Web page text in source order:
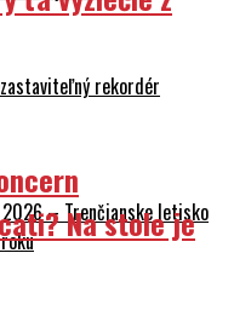
rekordér
2026 – Trenčianske letisko
Na stole je